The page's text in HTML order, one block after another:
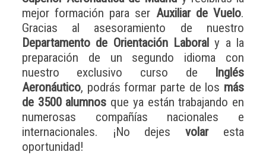
mejor formación para ser Auxiliar de Vuelo.
Gracias al asesoramiento de nuestro
Departamento de Orientación Laboral y a la
preparación de un segundo idioma con
nuestro exclusivo curso de
Inglés
Aeronáutico, podrás formar parte de los más
de 3500 alumnos que ya están trabajando en
numerosas compañías nacionales e
internacionales. ¡No dejesvolaresta
oportunidad!